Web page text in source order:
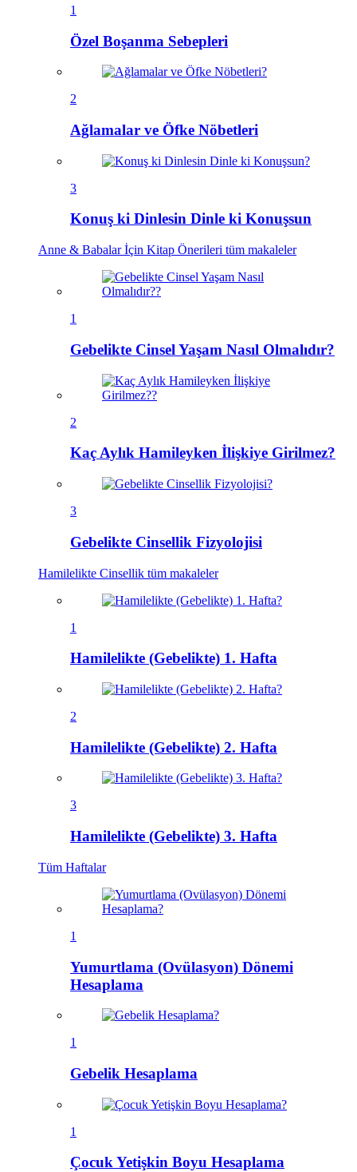
1
Özel Boşanma Sebepleri
2
Ağlamalar ve Öfke Nöbetleri
3
Konuş ki Dinlesin Dinle ki Konuşsun
Anne & Babalar İçin Kitap Önerileri tüm makaleler
1
Gebelikte Cinsel Yaşam Nasıl Olmalıdır?
2
Kaç Aylık Hamileyken İlişkiye Girilmez?
3
Gebelikte Cinsellik Fizyolojisi
Hamilelikte Cinsellik tüm makaleler
1
Hamilelikte (Gebelikte) 1. Hafta
2
Hamilelikte (Gebelikte) 2. Hafta
3
Hamilelikte (Gebelikte) 3. Hafta
Tüm Haftalar
1
Yumurtlama (Ovülasyon) Dönemi
Hesaplama
1
Gebelik Hesaplama
1
Çocuk Yetişkin Boyu Hesaplama